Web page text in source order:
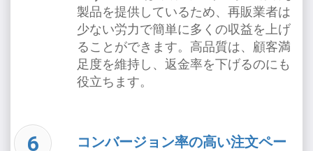
製品を提供しているため、再販業者は
少ない労力で簡単に多くの収益を上げ
ることができます。高品質は、顧客満
足度を維持し、返金率を下げるのにも
役立ちます。
コンバージョン率の高い注文ペー